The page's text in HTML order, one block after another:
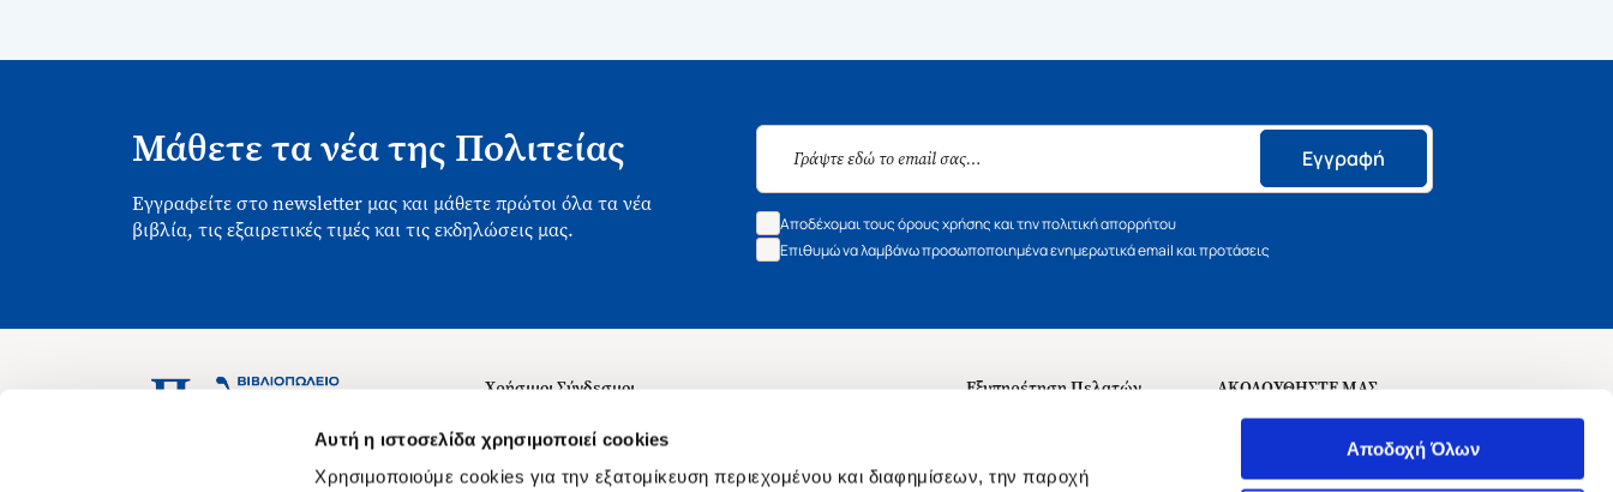
Αυτή η ιστοσελίδα χρησιμοποιεί cookies
Χρησιμοποιούμε cookies για την εξατομίκευση περιεχομένου και διαφημίσεων, την παροχή
Αποδοχή Όλων
Μάθετε τα νέα της Πολιτείας
Εγγραφείτε στο newsletter μας και μάθετε πρώτοι όλα τα νέα
βιβλία, τις εξαιρετικές τιμές και τις εκδηλώσεις μας.
Εγγραφή
Αποδέχομαι τους όρους χρήσης και την πολιτική απορρήτου
Επιθυμώ να λαμβάνω προσωποποιημένα ενημερωτικά email και προτάσεις
Ασκληπιού 1-3, Αθήνα 106 79
Χρήσιμοι Σύνδεσμοι
Σχετικά με εμάς
Θέσεις Εργασίας
Εξυπηρέτηση Πελατών
ΑΚΟΛΟΥΘΗΣΤΕ ΜΑΣ